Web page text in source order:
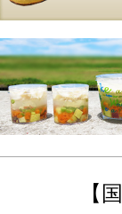
【